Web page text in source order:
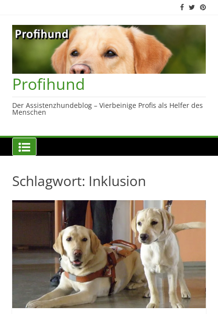
content
Profihund
Der Assistenzhundeblog – Vierbeinige Profis als Helfer des
Menschen
Schlagwort: Inklusion